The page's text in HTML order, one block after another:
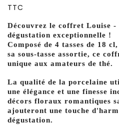
TTC
Découvrez le coffret Louise
dégustation exceptionnelle !
Composé de 4 tasses de 18
sa sous-tasse assortie, ce
unique aux amateurs de thé.
La qualité de la porcelaine
une élégance et une finesse
décors floraux romantiques
ajouteront une touche
dégustation.